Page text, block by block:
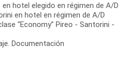
hotel elegido en régimen de A/D
en hotel en régimen de A/D
“Economy” Pireo - Santorini -
Documentación